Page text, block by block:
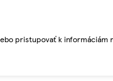
pristupovať k informáciám